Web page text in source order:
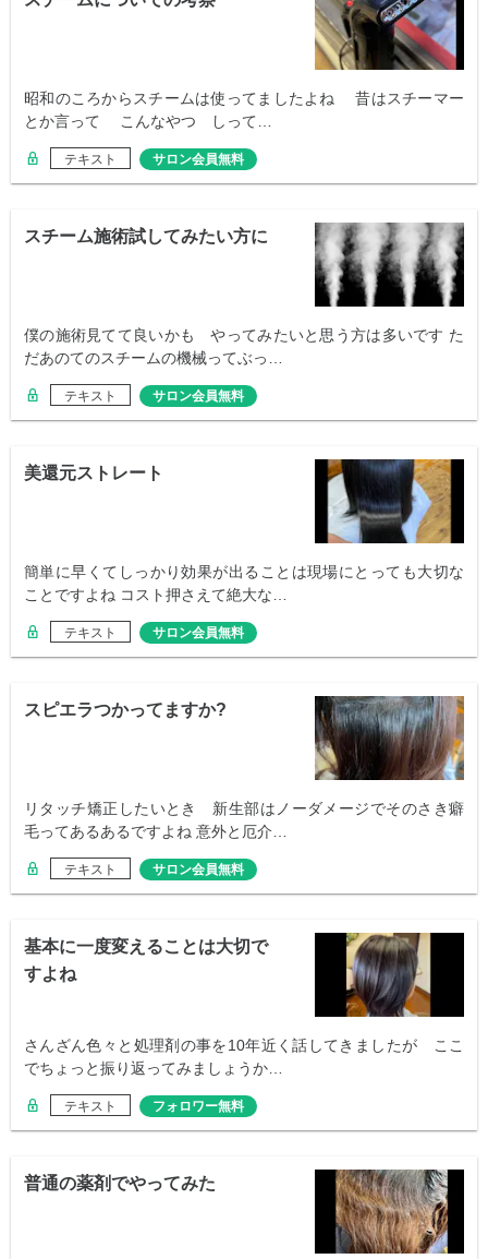
昭和のころからスチームは使ってましたよね 昔はスチーマー
とか言って こんなやつ しって…
テキスト サロン会員無料
スチーム施術試してみたい方に
僕の施術見てて良いかも やってみたいと思う方は多いです た
だあのてのスチームの機械ってぶっ…
テキスト サロン会員無料
美還元ストレート
簡単に早くてしっかり効果が出ることは現場にとっても大切な
ことですよね コスト押さえて絶大な…
テキスト サロン会員無料
スピエラつかってますか?
リタッチ矯正したいとき 新生部はノーダメージでそのさき癖
毛ってあるあるですよね 意外と厄介…
テキスト サロン会員無料
基本に一度変えることは大切で
すよね
さんざん色々と処理剤の事を10年近く話してきましたが ここ
でちょっと振り返ってみましょうか…
テキスト フォロワー無料
普通の薬剤でやってみた